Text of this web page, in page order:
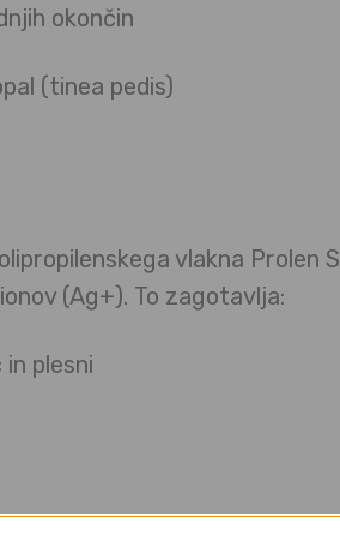
okončin
(tinea pedis)
vlakna
(Ag+). To zagotavlja:
plesni